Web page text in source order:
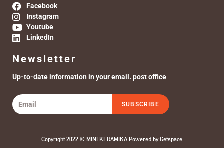
Facebook
Instagram
Youtube
LinkedIn
Newsletter
Up-to-date information in your email. post office
SUBSCRIBE
Copyright 2022 © MINI KERAMIKA Powered byGetspace